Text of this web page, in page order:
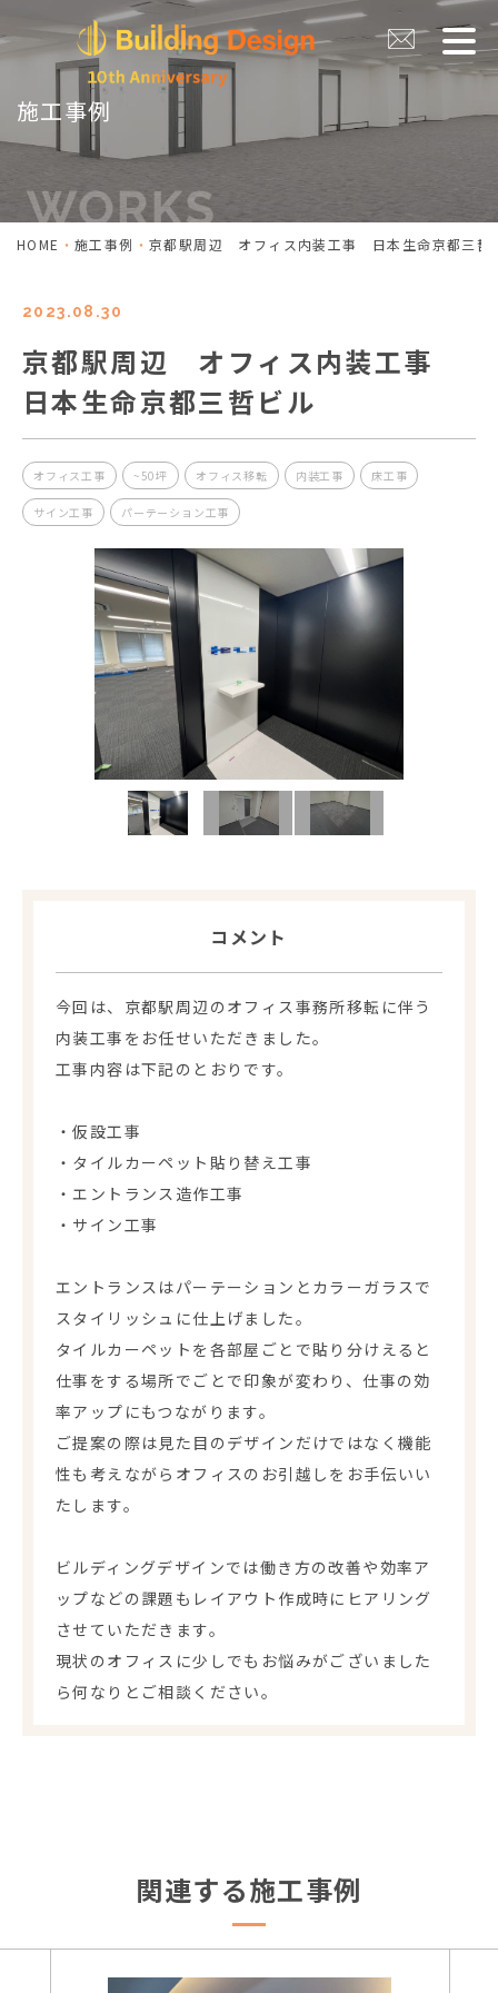
施工事例
HOME 施工事例 京都駅周辺 オフィス内装工事 日本生命京都三哲
2023.08.30
京都駅周辺 オフィス内装工事
日本生命京都三哲ビル
オフィス工事 ~50坪 オフィス移転 内装工事 床工事
サイン工事 パーテーション工事
コメント
今回は、京都駅周辺のオフィス事務所移転に伴う
内装工事をお任せいただきました。
工事内容は下記のとおりです。
・仮設工事
・タイルカーペット貼り替え工事
・エントランス造作工事
・サイン工事
エントランスはパーテーションとカラーガラスで
スタイリッシュに仕上げました。
タイルカーペットを各部屋ごとで貼り分けえると
仕事をする場所でごとで印象が変わり、仕事の効
率アップにもつながります。
ご提案の際は見た目のデザインだけではなく機能
性も考えながらオフィスのお引越しをお手伝いい
たします。
ビルディングデザインでは働き方の改善や効率ア
ップなどの課題もレイアウト作成時にヒアリング
させていただきます。
現状のオフィスに少しでもお悩みがございました
ら何なりとご相談ください。
関連する施工事例